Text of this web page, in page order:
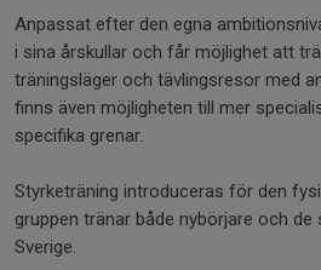
Anpassat efter den egna
i sina årskullar och får möjlighet att
träningsläger och tävlingsresor med
finns även möjligheten till mer
specifika grenar.
Styrketräning introduceras för den
gruppen tränar både nybörjare och
Sverige.